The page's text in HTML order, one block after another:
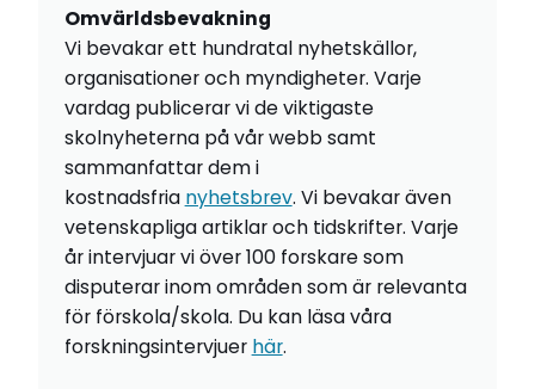
Omvärldsbevakning
Vi bevakar ett hundratal nyhetskällor,
organisationer och myndigheter. Varje
vardag publicerar vi de viktigaste
skolnyheterna på vår webb samt
sammanfattar dem i
kostnadsfria nyhetsbrev. Vi bevakar även
vetenskapliga artiklar och tidskrifter. Varje
år intervjuar vi över 100 forskare som
disputerar inom områden som är relevanta
för förskola/skola. Du kan läsa våra
forskningsintervjuer här.